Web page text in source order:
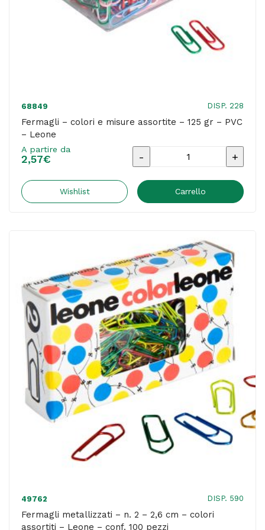
68849 DISP. 228
Fermagli – colori e misure assortite – 125 gr – PVC
– Leone
A partire da
2,57€
Fermagli
colori
assortite
-
125
gr
-
PVC
-
Leone
quantità
Wishlist Carrello
49762 DISP. 590
Fermagli metallizzati – n. 2 – 2,6 cm – colori
assortiti – Leone – conf. 100 pezzi